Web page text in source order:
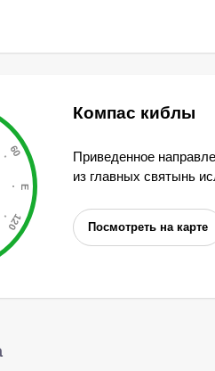
Компас киблы
Приведенное
из главных святынь
Посмотреть на карте